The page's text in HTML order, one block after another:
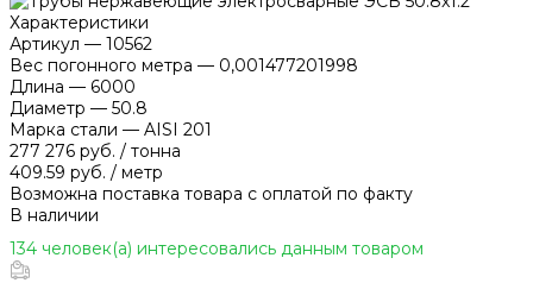
Характеристики
Артикул — 10562
Вес погонного метра — 0,001477201998
Длина — 6000
Диаметр — 50.8
Марка стали — AISI 201
277 276 руб. / тонна
409.59 руб. / метр
Возможна поставка товара с оплатой по факту
В наличии
134 человек(а) интересовались данным товаром